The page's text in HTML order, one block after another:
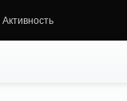
Активность